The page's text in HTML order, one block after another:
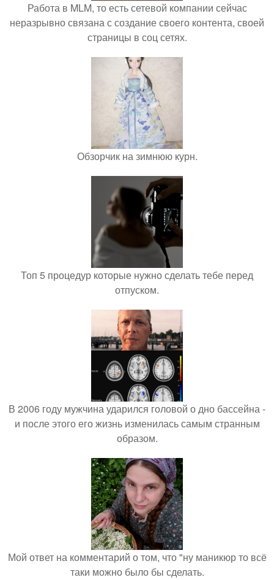
Работа в MLM, то есть сетевой компании сейчас
неразрывно связана с создание своего контента, своей
страницы в соц сетях.
Обзорчик на зимнюю курн.
Топ 5 процедур которые нужно сделать тебе перед
отпуском.
В 2006 году мужчина ударился головой о дно бассейна -
и после этого его жизнь изменилась самым странным
образом.
Мой ответ на комментарий о том, что "ну маникюр то всё
таки можно было бы сделать.